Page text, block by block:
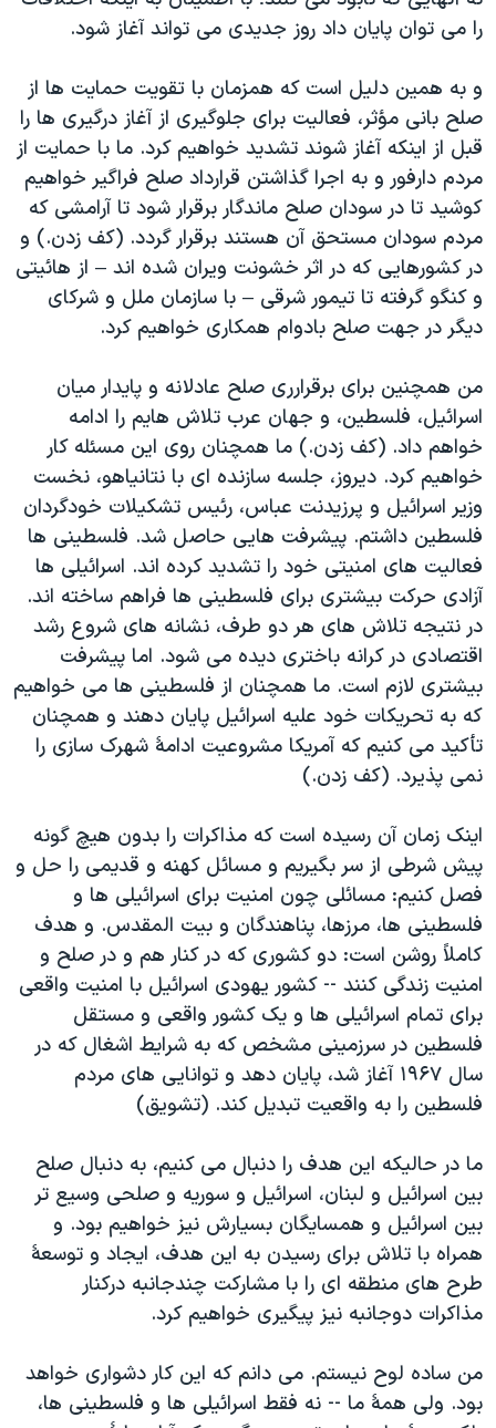
را می توان پایان داد روز جدیدی می تواند آغاز شود.
و به همین دلیل است که همزمان با تقویت حمایت ها از
صلح بانی مؤثر، فعالیت برای جلوگیری از آغاز درگیری ها را
قبل از اینکه آغاز شوند تشدید خواهیم کرد. ما با حمایت از
مردم دارفور و به اجرا گذاشتن قرارداد صلح فراگیر خواهیم
کوشید تا در سودان صلح ماندگار برقرار شود تا آرامشی که
مردم سودان مستحق آن هستند برقرار گردد. (کف زدن.) و
در کشورهایی که در اثر خشونت ویران شده اند – از هائیتی
و کنگو گرفته تا تیمور شرقی – با سازمان ملل و شرکای
دیگر در جهت صلح بادوام همکاری خواهیم کرد.
من همچنین برای برقرارری صلح عادلانه و پایدار میان
اسرائیل، فلسطین، و جهان عرب تلاش هایم را ادامه
خواهم داد. (کف زدن.) ما همچنان روی این مسئله کار
خواهیم کرد. دیروز، جلسه سازنده ای با نتانیاهو، نخست
وزیر اسرائیل و پرزیدنت عباس، رئیس تشکیلات خودگردان
فلسطین داشتم. پیشرفت هایی حاصل شد. فلسطینی ها
فعالیت های امنیتی خود را تشدید کرده اند. اسرائیلی ها
آزادی حرکت بیشتری برای فلسطینی ها فراهم ساخته اند.
در نتیجه تلاش های هر دو طرف، نشانه های شروع رشد
اقتصادی در کرانه باختری دیده می شود. اما پیشرفت
بیشتری لازم است. ما همچنان از فلسطینی ها می خواهیم
که به تحریکات خود علیه اسرائیل پایان دهند و همچنان
تأکید می کنیم که آمریکا مشروعیت ادامۀ شهرک سازی را
نمی پذیرد. (کف زدن.)
اینک زمان آن رسیده است که مذاکرات را بدون هیچ گونه
پیش شرطی از سر بگیریم و مسائل کهنه و قدیمی را حل و
فصل کنیم: مسائلی چون امنیت برای اسرائیلی ها و
فلسطینی ها، مرزها، پناهندگان و بیت المقدس. و هدف
کاملاً روشن است: دو کشوری که در کنار هم و در صلح و
امنیت زندگی کنند -- کشور یهودی اسرائیل با امنیت واقعی
برای تمام اسرائیلی ها و یک کشور واقعی و مستقل
فلسطین در سرزمینی مشخص که به شرایط اشغال که در
سال ۱۹۶۷ آغاز شد، پایان دهد و توانایی های مردم
فلسطین را به واقعیت تبدیل کند. (تشویق)
ما در حالیکه این هدف را دنبال می کنیم، به دنبال صلح
بین اسرائیل و لبنان، اسرائیل و سوریه و صلحی وسیع تر
بین اسرائیل و همسایگان بسیارش نیز خواهیم بود. و
همراه با تلاش برای رسیدن به این هدف، ایجاد و توسعۀ
طرح های منطقه ای را با مشارکت چندجانبه درکنار
مذاکرات دوجانبه نیز پیگیری خواهیم کرد.
من ساده لوح نیستم. می دانم که این کار دشواری خواهد
بود. ولی همۀ ما -- نه فقط اسرائیلی ها و فلسطینی ها،